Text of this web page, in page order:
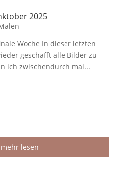
2025
Woche In dieser letzten
geschafft alle Bilder zu
ich zwischendurch mal...
mehr lesen